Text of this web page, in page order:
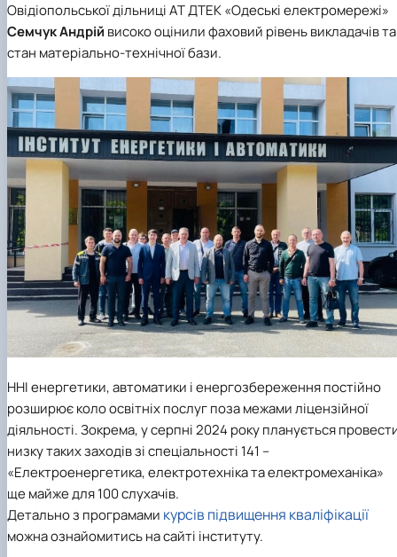
Овідіопольської дільниці АТ ДТЕК «Одеські електромережі»
Семчук Андрій високо оцінили фаховий рівень викладачів та
стан матеріально-технічної бази.
ННІ енергетики, автоматики і енергозбереження постійно
розширює коло освітніх послуг поза межами ліцензійної
діяльності. Зокрема, у серпні 2024 року планується
низку таких заходів зі спеціальності 141 –
«Електроенергетика, електротехніка та електромеханіка»
ще майже для 100 слухачів.
Детально з програмами курсів підвищення кваліфікації
можна ознайомитись на сайті інституту.